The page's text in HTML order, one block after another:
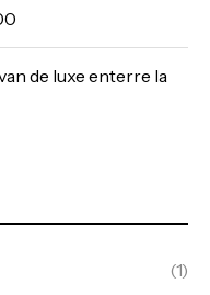
de luxe enterre la
(1)